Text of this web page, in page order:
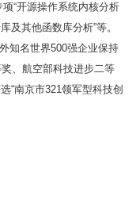
“开源操作系统内核分析
及其他函数库分析”等。
知名世界500强企业保持
、航空部科技进步二等
“南京市321领军型科技创